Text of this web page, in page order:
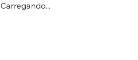
Carregando...